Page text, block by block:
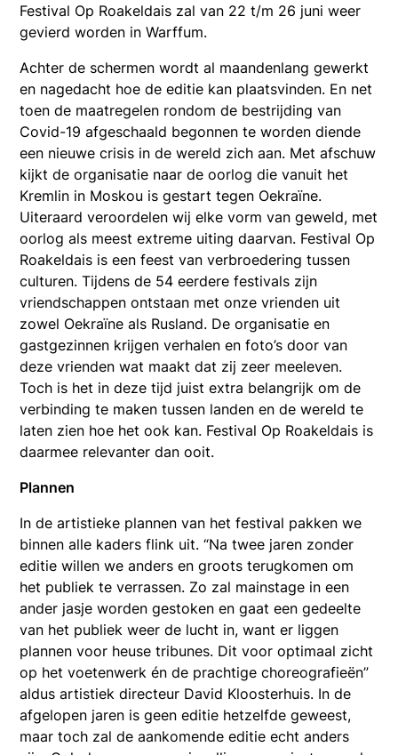
Festival Op Roakeldais zal van 22 t/m 26 juni weer
gevierd worden in Warffum.
Achter de schermen wordt al maandenlang gewerkt
en nagedacht hoe de editie kan plaatsvinden. En net
toen de maatregelen rondom de bestrijding van
Covid-19 afgeschaald begonnen te worden diende
een nieuwe crisis in de wereld zich aan. Met afschuw
kijkt de organisatie naar de oorlog die vanuit het
Kremlin in Moskou is gestart tegen Oekraïne.
Uiteraard veroordelen wij elke vorm van geweld, met
oorlog als meest extreme uiting daarvan. Festival Op
Roakeldais is een feest van verbroedering tussen
culturen. Tijdens de 54 eerdere festivals zijn
vriendschappen ontstaan met onze vrienden uit
zowel Oekraïne als Rusland. De organisatie en
gastgezinnen krijgen verhalen en foto’s door van
deze vrienden wat maakt dat zij zeer meeleven.
Toch is het in deze tijd juist extra belangrijk om de
verbinding te maken tussen landen en de wereld te
laten zien hoe het ook kan. Festival Op Roakeldais is
daarmee relevanter dan ooit.
Plannen
In de artistieke plannen van het festival pakken we
binnen alle kaders flink uit. “Na twee jaren zonder
editie willen we anders en groots terugkomen om
het publiek te verrassen. Zo zal mainstage in een
ander jasje worden gestoken en gaat een gedeelte
van het publiek weer de lucht in, want er liggen
plannen voor heuse tribunes. Dit voor optimaal zicht
op het voetenwerk én de prachtige choreografieën”
aldus artistiek directeur David Kloosterhuis. In de
afgelopen jaren is geen editie hetzelfde geweest,
maar toch zal de aankomende editie echt anders